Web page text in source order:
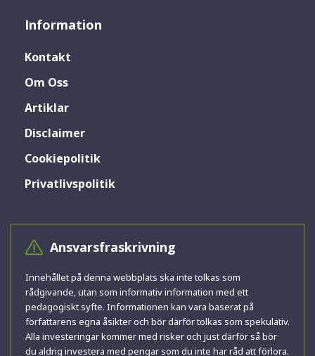
Information
Kontakt
Om Oss
Artiklar
Disclaimer
Cookiepolitik
Privatlivspolitik
Ansvarsfraskrivning
Innehållet på denna webbplats ska inte tolkas som
rådgivande, utan som informativ information med ett
pedagogiskt syfte. Informationen kan vara baserat på
författarens egna åsikter och bör därför tolkas som spekulativ.
Alla investeringar kommer med risker och just därför så bör
du aldrig investera med pengar som du inte har råd att förlora.